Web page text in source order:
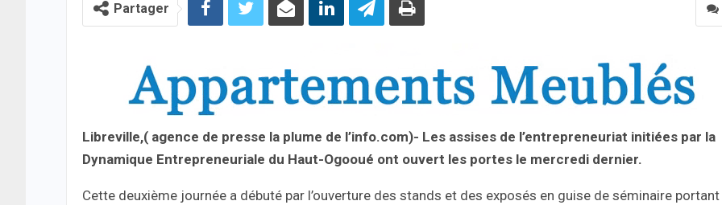
Partager
Libreville,( agence de presse la plume de l’info.com)- Les assises de l’entrepreneuriat initiées par la
Dynamique Entrepreneuriale du Haut-Ogooué ont ouvert les portes le mercredi dernier.
Cette deuxième journée a débuté par l’ouverture des stands et des exposés en guise de séminaire portant